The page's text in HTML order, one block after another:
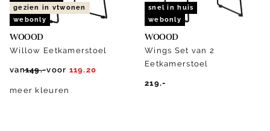
gezien in vtwonen
webonly
WOOOD
Willow Eetkamerstoel
van149.-voor 119.20
meer kleuren
snel in huis
webonly
WOOOD
Wings Set van 2
Eetkamerstoel
219.-